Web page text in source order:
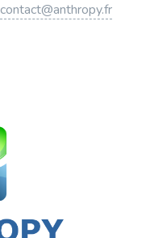
contact@anthropy.fr